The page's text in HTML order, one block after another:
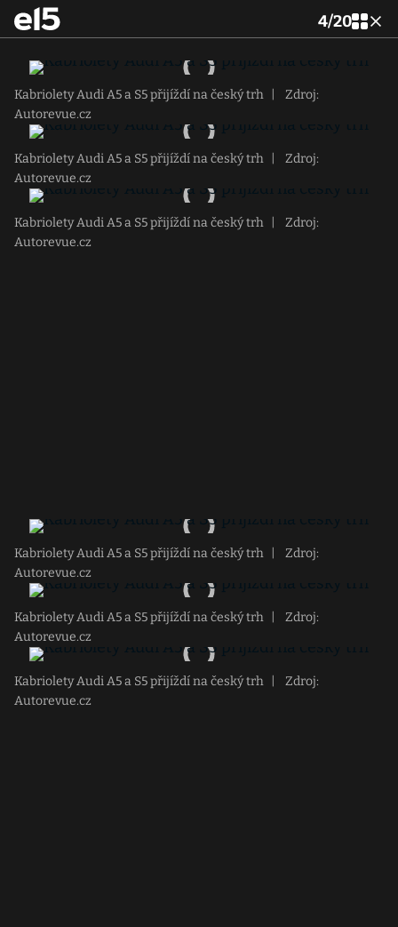
4/20
Kabriolety Audi A5 a S5 přijíždí na český trh
Zdroj:
Autorevue.cz
Kabriolety Audi A5 a S5 přijíždí na český trh
Zdroj:
Autorevue.cz
Kabriolety Audi A5 a S5 přijíždí na český trh
Zdroj:
Autorevue.cz
Kabriolety Audi A5 a S5 přijíždí na český trh
Zdroj:
Autorevue.cz
Kabriolety Audi A5 a S5 přijíždí na český trh
Zdroj:
Autorevue.cz
Kabriolety Audi A5 a S5 přijíždí na český trh
Zdroj:
Autorevue.cz